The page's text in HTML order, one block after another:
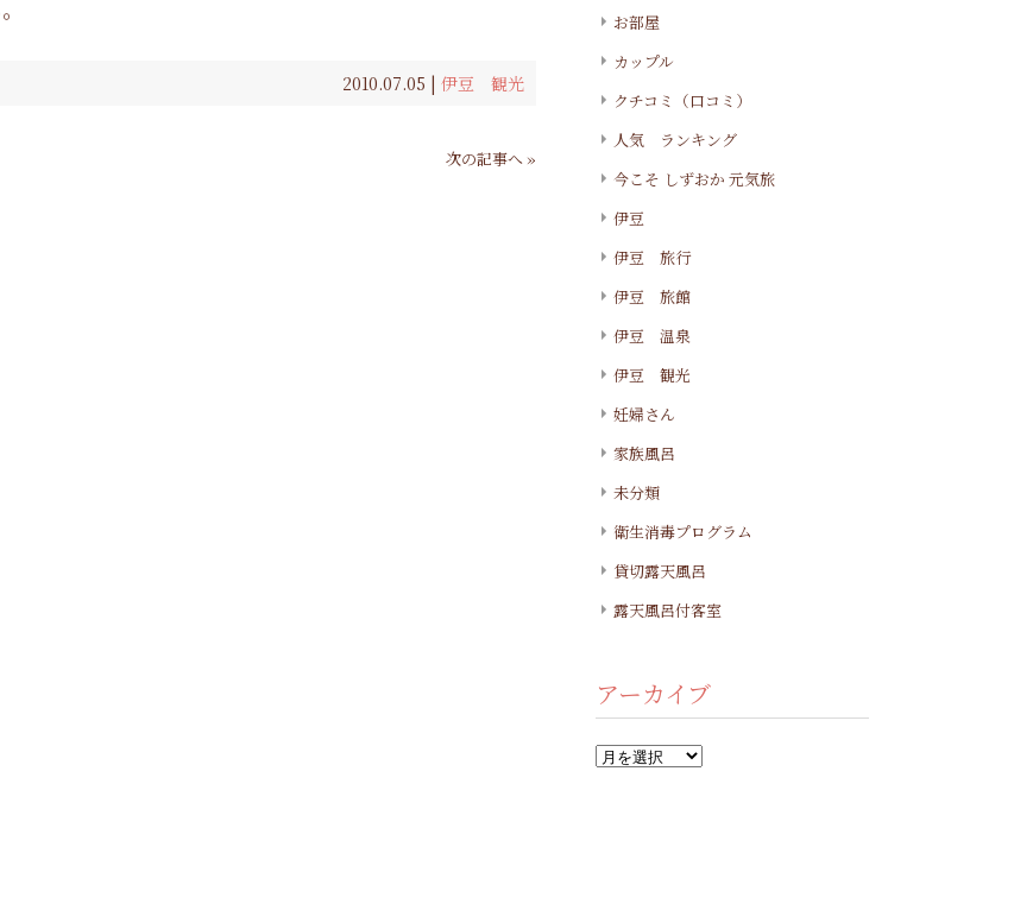
2010.07.05 | 伊豆 観光
次の記事へ »
お部屋
カップル
クチコミ（口コミ）
人気 ランキング
今こそ しずおか 元気旅
伊豆
伊豆 旅行
伊豆 旅館
伊豆 温泉
伊豆 観光
妊婦さん
家族風呂
未分類
衛生消毒プログラム
貸切露天風呂
露天風呂付客室
アーカイブ
ア
ー